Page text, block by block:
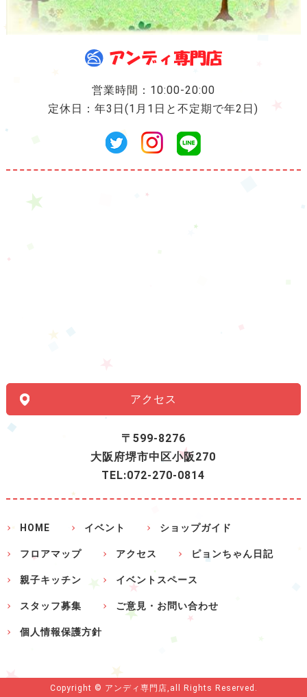
営業時間：10:00-20:00
定休日：年3日(1月1日と不定期で年2日)
アクセス
〒599-8276
大阪府堺市中区小阪270
TEL:072-270-0814
HOME イベント ショップガイド
フロアマップ アクセス ピョンちゃん日記
親子キッチン イベントスペース
スタッフ募集 ご意見・お問い合わせ
個人情報保護方針
Copyright © アンディ専門店,all Rights Reserved.